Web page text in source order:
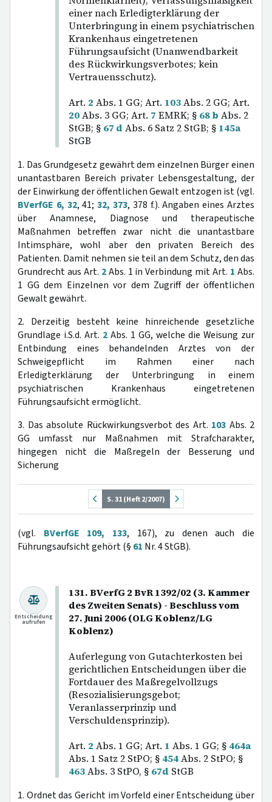
einer nach Erledigterklärung der
Unterbringung in einem psychiatrischen
Krankenhaus eingetretenen
Führungsaufsicht (Unanwendbarkeit
des Rückwirkungsverbotes; kein
Vertrauensschutz).
Art. 2 Abs. 1 GG; Art. 103Abs. 2 GG; Art.
20Abs. 3 GG; Art. 7 EMRK; § 68 b Abs. 2
StGB; § 67 d Abs. 6 Satz 2 StGB; § 145a
StGB
1. Das Grundgesetz gewährt dem einzelnen Bürger einen
unantastbaren Bereich privater Lebensgestaltung, der
der Einwirkung der öffentlichen Gewalt entzogen ist (vgl.
BVerfGE 6, 32, 41;32, 373, 378 f.). Angaben eines Arztes
über Anamnese, Diagnose und therapeutische
Maßnahmen betreffen zwar nicht die unantastbare
Intimsphäre, wohl aber den privaten Bereich des
Patienten. Damit nehmen sie teil an dem Schutz, den das
Grundrecht aus Art. 2Abs. 1 in Verbindung mit Art. 1 Abs.
1 GG dem Einzelnen vor dem Zugriff der öffentlichen
Gewalt gewährt.
2. Derzeitig besteht keine hinreichende gesetzliche
Grundlage i.S.d. Art. 2 Abs. 1 GG, welche die Weisung zur
Entbindung eines behandelnden Arztes von der
Schweigepflicht im Rahmen einer nach
Erledigterklärung der Unterbringung in einem
psychiatrischen Krankenhaus eingetretenen
Führungsaufsicht ermöglicht.
3. Das absolute Rückwirkungsverbot des Art. 103 Abs. 2
GG umfasst nur Maßnahmen mit Strafcharakter,
hingegen nicht die Maßregeln der Besserung und
Sicherung
S. 31 (Heft 2/2007)
(vgl. BVerfGE 109, 133, 167), zu denen auch die
Führungsaufsicht gehört (§ 61 Nr. 4 StGB).
131. BVerfG 2 BvR 1392/02 (3. Kammer
des Zweiten Senats) - Beschluss vom
27. Juni 2006 (OLG Koblenz/LG
Koblenz)
Auferlegung von Gutachterkosten bei
gerichtlichen Entscheidungen über die
Fortdauer des Maßregelvollzugs
(Resozialisierungsgebot;
Veranlasserprinzip und
Verschuldensprinzip).
Art. 2 Abs. 1 GG; Art. 1 Abs. 1 GG; § 464a
Abs. 1 Satz 2 StPO; § 454Abs. 2 StPO; §
463Abs. 3 StPO, § 67d StGB
Entscheidung
aufrufen
1. Ordnet das Gericht im Vorfeld einer Entscheidung über